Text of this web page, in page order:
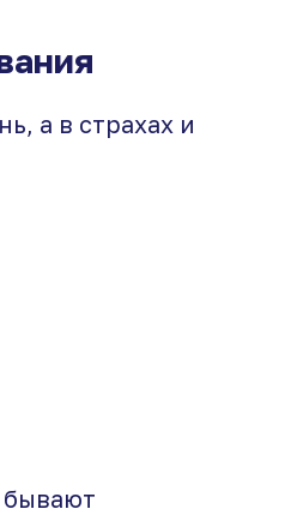
а в страхах и
бывают